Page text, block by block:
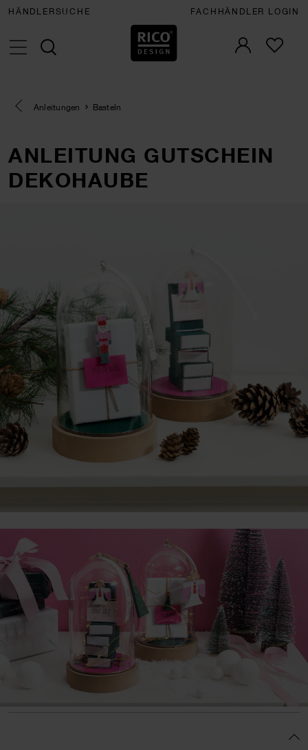
HÄNDLERSUCHE FACHHÄNDLER LOGIN
Eine Kategorie zurück navigieren
Anleitungen Basteln
ANLEITUNG GUTSCHEIN
DEKOHAUBE